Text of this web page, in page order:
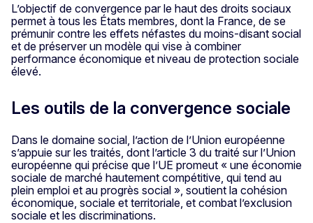
L’objectif de convergence par le haut des droits sociaux
permet à tous les États membres, dont la France, de se
prémunir contre les effets néfastes du moins-disant social
et de préserver un modèle qui vise à combiner
performance économique et niveau de protection sociale
élevé.
Les outils de la convergence sociale
Dans le domaine social, l’action de l’Union européenne
s’appuie sur les traités, dont l’article 3 du traité sur l’Union
européenne qui précise que l’UE promeut « une économie
sociale de marché hautement compétitive, qui tend au
plein emploi et au progrès social », soutient la cohésion
économique, sociale et territoriale, et combat l’exclusion
sociale et les discriminations.